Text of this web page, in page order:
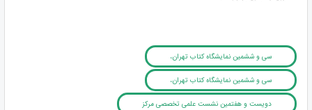
سی و ششمین نمایشگاه کتاب تهران،
سی و ششمین نمایشگاه کتاب تهران،
دویست و هفتمین نشست علمی تخصصی مرکز